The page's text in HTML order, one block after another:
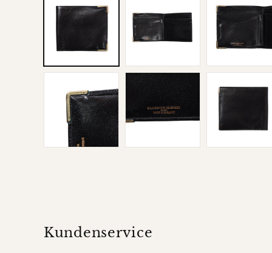
Modal
öffnen
Kundenservice